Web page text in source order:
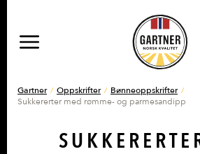
DU ER HER
Gartner Oppskrifter
Bønneoppskrifter
Sukkererter med rømme- og parmesandipp